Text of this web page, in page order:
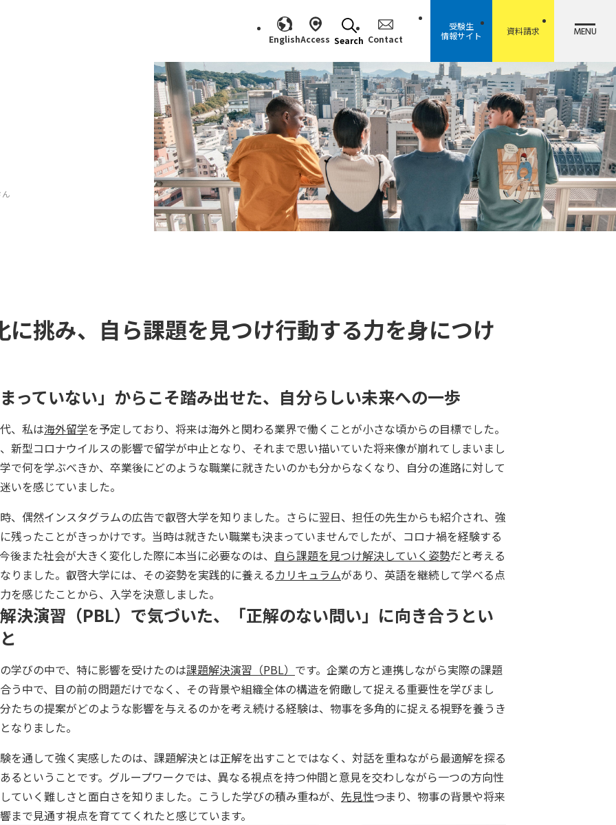
EnglishAccess Search Contact
受験生
情報サイト
資料請求 MENU
Search
に挑み、自ら課題を見つけ行動する力を身につけ
っていない」からこそ踏み出せた、自分らしい未来への一歩
、私は海外留学を予定しており、将来は海外と関わる業界で働くことが小さな頃からの目標でした。
新型コロナウイルスの影響で留学が中止となり、それまで思い描いていた将来像が崩れてしまいまし
で何を学ぶべきか、卒業後にどのような職業に就きたいのかも分からなくなり、自分の進路に対して
いを感じていました。
、偶然インスタグラムの広告で叡啓大学を知りました。さらに翌日、担任の先生からも紹介され、強
残ったことがきっかけです。当時は就きたい職業も決まっていませんでしたが、コロナ禍を経験する
後また社会が大きく変化した際に本当に必要なのは、 自ら課題を見つけ解決していく姿勢だと考える
りました。叡啓大学には、その姿勢を実践的に養えるカリキュラムがあり、英語を継続して学べる点
を感じたことから、入学を決意しました。
決演習（PBL）で気づいた、「正解のない問い」に向き合うとい
学びの中で、特に影響を受けたのは課題解決演習（PBL） です。企業の方と連携しながら実際の課題
う中で、目の前の問題だけでなく、その背景や組織全体の構造を俯瞰して捉える重要性を学びまし
たちの提案がどのような影響を与えるのかを考え続ける経験は、物事を多角的に捉える視野を養うき
なりました。
を通して強く実感したのは、課題解決とは正解を出すことではなく、対話を重ねながら最適解を探る
るということです。グループワークでは、異なる視点を持つ仲間と意見を交わしながら一つの方向性
ていく難しさと面白さを知りました。こうした学びの積み重ねが、 先見性――つまり、物事の背景や将来
まで見通す視点を育ててくれたと感じています。